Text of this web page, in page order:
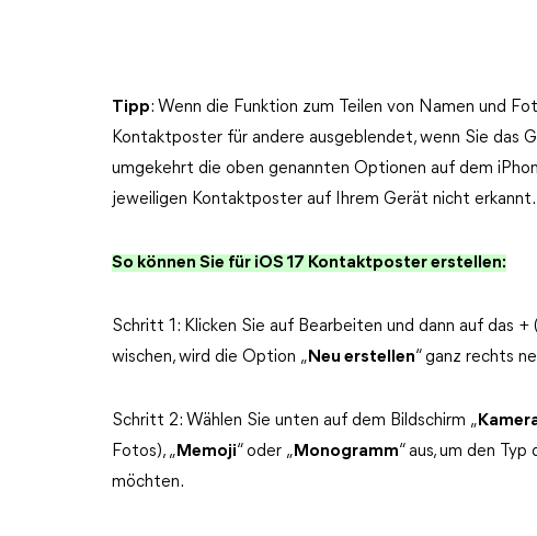
Tipp: Wenn die Funktion zum Teilen von Namen und
Kontaktposter für andere ausgeblendet, wenn Sie das
umgekehrt die oben genannten Optionen auf dem
jeweiligen Kontaktposter auf Ihrem Gerät nicht erkannt.
So können Sie für iOS 17 Kontaktposter erstellen:
Schritt 1: Klicken Sie auf Bearbeiten und dann auf das
wischen, wird die Option „ Neu erstellen“ ganz rechts
Schritt 2: Wählen Sie unten auf dem Bildschirm „
Fotos), „ Memoji“ oder „ Monogramm“ aus, um den
möchten.